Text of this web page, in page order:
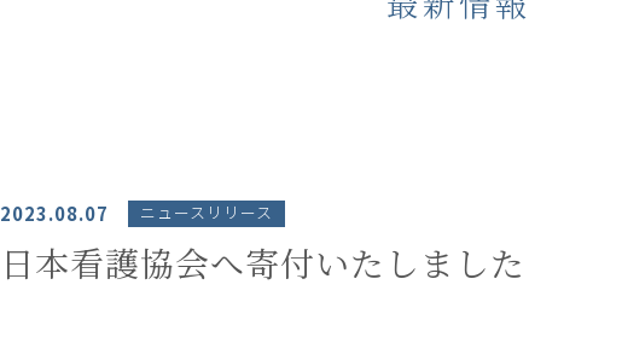
2023.08.07 ニュースリリース
日本看護協会へ寄付いたしました